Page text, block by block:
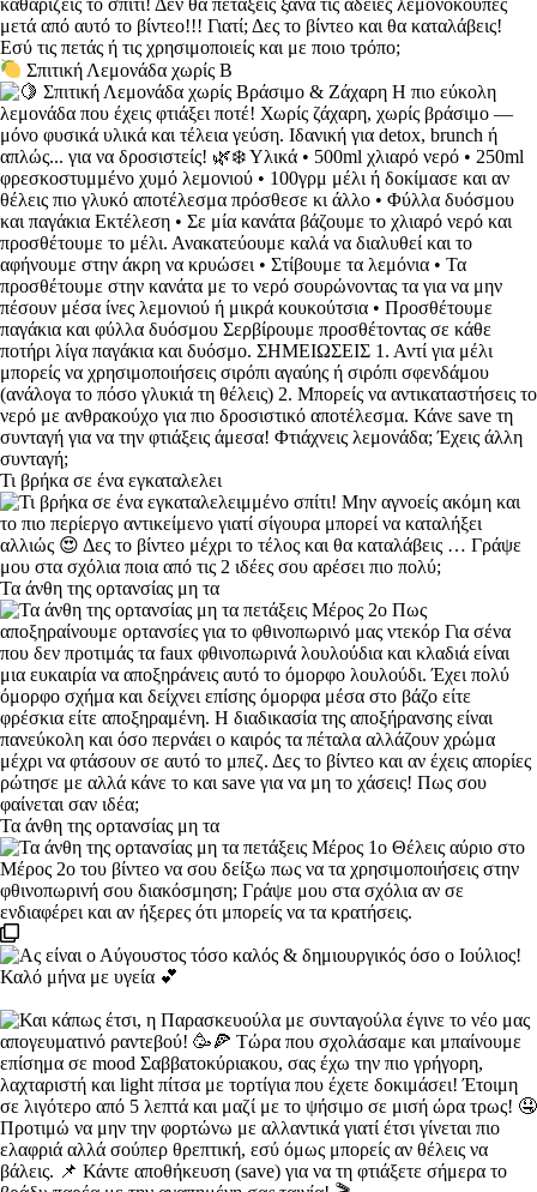
Σπιτική Λεμονάδα χωρίς Β
Τι βρήκα σε ένα εγκαταλελει
Τα άνθη της ορτανσίας μη τα
Τα άνθη της ορτανσίας μη τα